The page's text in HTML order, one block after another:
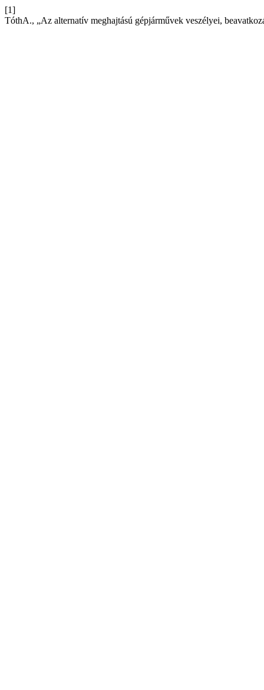
[1]
TóthA., „Az alternatív meghajtású gépjárművek veszélyei,